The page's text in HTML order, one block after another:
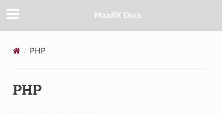
MaadiX Docs
PHP
PHP